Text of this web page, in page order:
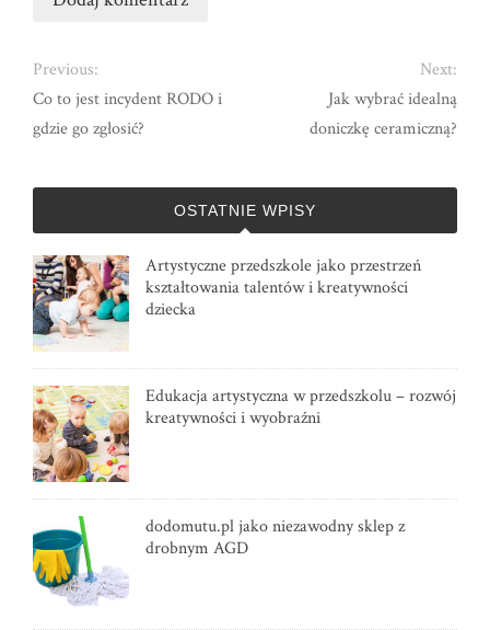
Previous:
Co to jest incydent RODO i
gdzie go zgłosić?
Next:
Jak wybrać idealną
doniczkę ceramiczną?
OSTATNIE WPISY
Artystyczne przedszkole jako przestrzeń
kształtowania talentów i kreatywności
dziecka
Edukacja artystyczna w przedszkolu – rozwój
kreatywności i wyobraźni
dodomutu.pl jako niezawodny sklep z
drobnym AGD